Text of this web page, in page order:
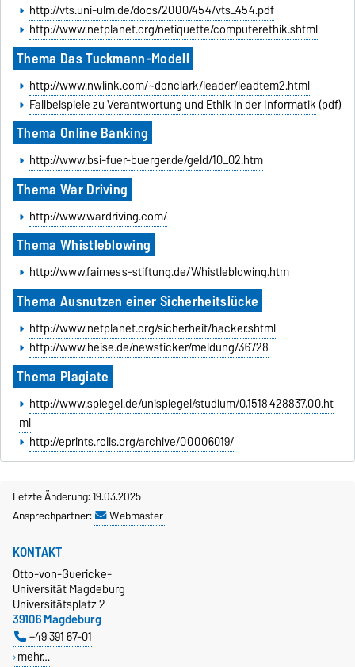
http://vts.uni-ulm.de/docs/2000/454/vts_454.pdf
http://www.netplanet.org/netiquette/computerethik.shtml
Thema Das Tuckmann-Modell
http://www.nwlink.com/~donclark/leader/leadtem2.html
Fallbeispiele zu Verantwortung und Ethik in der Informatik(pdf)
Thema Online Banking
http://www.bsi-fuer-buerger.de/geld/10_02.htm
Thema War Driving
http://www.wardriving.com/
Thema Whistleblowing
http://www.fairness-stiftung.de/Whistleblowing.htm
Thema Ausnutzen einer Sicherheitslücke
http://www.netplanet.org/sicherheit/hacker.shtml
http://www.heise.de/newsticker/meldung/36728
Thema Plagiate
http://www.spiegel.de/unispiegel/studium/0,1518,428837,00.ht
ml
http://eprints.rclis.org/archive/00006019/
Letzte Änderung: 19.03.2025
Ansprechpartner:
Webmaster
KONTAKT
Otto-von-Guericke-
Universität Magdeburg
Universitätsplatz 2
39106 Magdeburg
+49 391 67-01
mehr…